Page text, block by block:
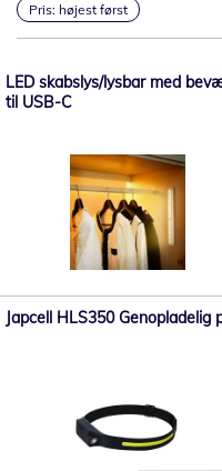
Pris: højest først
LED skabslys/lysbar med
til USB-C
Japcell HLS350